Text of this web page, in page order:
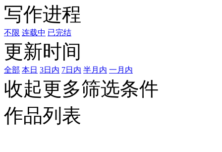
写作进程
不限 连载中 已完结
更新时间
全部 本日 3日内 7日内 半月内 一月内
收起更多筛选条件
作品列表